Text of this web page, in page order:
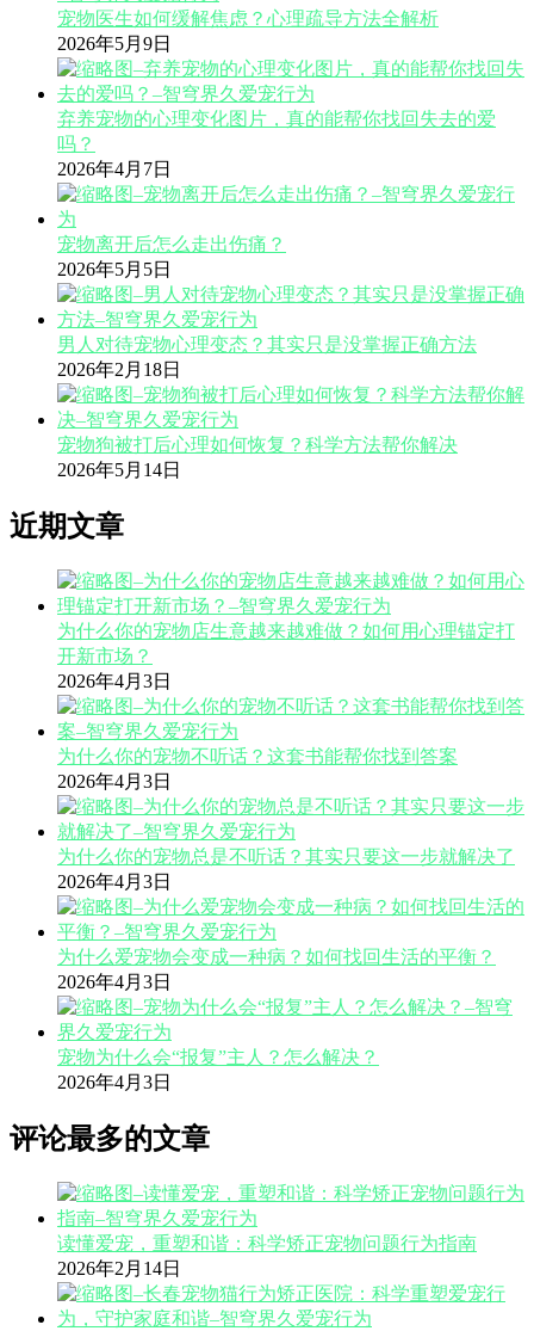
宠物医生如何缓解焦虑？心理疏导方法全解析
2026年5月9日
弃养宠物的心理变化图片，真的能帮你找回失去的爱
吗？
2026年4月7日
宠物离开后怎么走出伤痛？
2026年5月5日
男人对待宠物心理变态？其实只是没掌握正确方法
2026年2月18日
宠物狗被打后心理如何恢复？科学方法帮你解决
2026年5月14日
近期文章
为什么你的宠物店生意越来越难做？如何用心理锚定打
开新市场？
2026年4月3日
为什么你的宠物不听话？这套书能帮你找到答案
2026年4月3日
为什么你的宠物总是不听话？其实只要这一步就解决了
2026年4月3日
为什么爱宠物会变成一种病？如何找回生活的平衡？
2026年4月3日
宠物为什么会“报复”主人？怎么解决？
2026年4月3日
评论最多的文章
读懂爱宠，重塑和谐：科学矫正宠物问题行为指南
2026年2月14日